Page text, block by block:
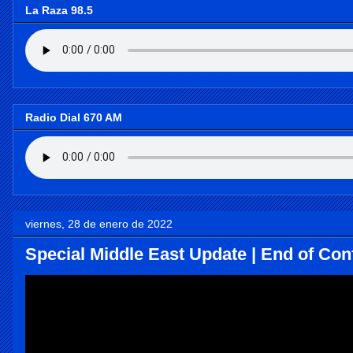
La Raza 98.5
Radio Dial 670 AM
viernes, 28 de enero de 2022
Special Middle East Update | End of